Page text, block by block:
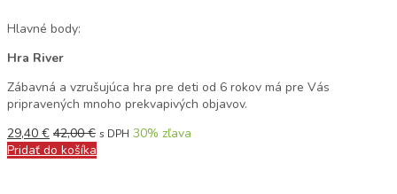
Hlavné body:
Hra River
Zábavná a vzrušujúca hra pre deti od 6 rokov má pre Vás
pripravených mnoho prekvapivých objavov.
29,40 € 42,00€ s DPH 30% zľava
Pridať do košíka